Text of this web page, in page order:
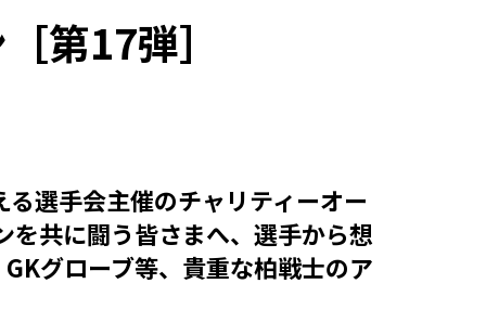
第17弾］
選手会主催のチャリティーオー
を共に闘う皆さまへ、選手から想
グローブ等、貴重な柏戦士のア